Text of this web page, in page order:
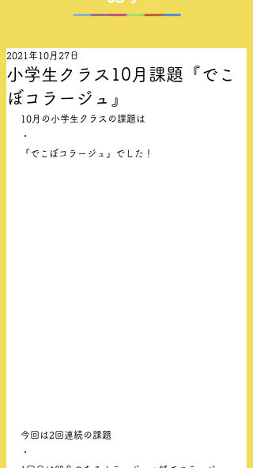
小学生クラス10月課題『でこ
ぼコラージュ』
2021年10月27日
10月の小学生クラスの課題は
・
『でこぼコラージュ』でした！
今回は2回連続の課題
・